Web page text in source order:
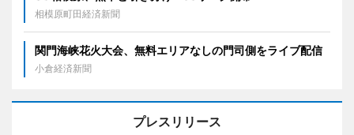
相模原町田経済新聞
関門海峡花火大会、無料エリアなしの門司側をライブ配信
小倉経済新聞
プレスリリース